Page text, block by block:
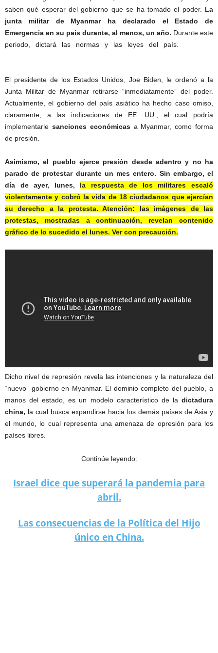
saben qué esperar del gobierno que se ha tomado el poder.
La
junta militar de Myanmar ha declarado el Estado de
Emergencia en su país durante, al menos, un año. Durante este
periodo, dictará las normas y las leyes del país.
El presidente de los Estados Unidos, Joe Biden, le ordenó a la
Junta Militar de Myanmar retirarse “inmediatamente” del poder.
Actualmente, el gobierno del país asiático ha hecho caso omiso,
claramente, a las indicaciones de EE. UU., el cual podría
implementarle sanciones económicasa Myanmar, como forma
de presión.
Asimismo, el pueblo ejerce presión desde adentro y no ha
parado de protestar durante un mes entero. Sin embargo, el
día de ayer, lunes, la respuesta de los militares escaló
violentamente y cobró la vida de 18 ciudadanos que ejercían
su derecho a la protesta. Atención: las imágenes de las
protestas, mostradas a continuación, revelan contenido
gráfico de lo sucedido el lunes. Ver con precaución.
Dicho nivel de represión revela las intenciones y la naturaleza del
“nuevo” gobierno en Myanmar. El dominio completo del pueblo, a
manos del estado, es un modelo característico de la dictadura
china, la cual busca expandirse hacia los demás países de Asia y
el mundo, lo cual representa una amenaza de opresión para los
países libres.
Continúe leyendo:
Israel dice que superará la pandemia para
abril.
Las consecuencias de la Política del Hijo
único en China.